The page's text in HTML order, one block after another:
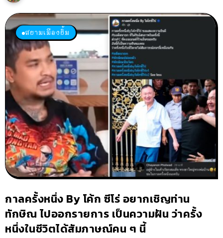
สยามเมืองยิ้ม
กาลครั้งหนึ่ง By โค้ก ซีโร่ อยากเชิญท่าน
ทักษิณ ไปออกรายการ เป็นความฝัน ว่าครั้ง
หนึ่งในชีวิตได้สัมภาษณ์คน ๆ นี้